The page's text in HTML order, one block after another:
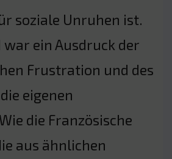
soziale Unruhen ist.
war ein Ausdruck der
Frustration und des
eigenen
die Französische
aus ähnlichen